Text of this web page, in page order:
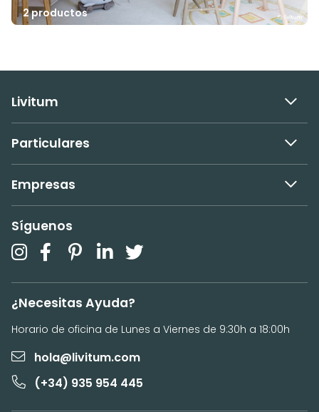
2 productos
Livitum
Particulares
Empresas
Síguenos
¿Necesitas Ayuda?
Horario de oficina de Lunes a Viernes de 9:30h a 18:00h
hola@livitum.com
(+34) 935 954 445